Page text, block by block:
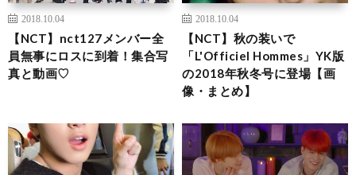
2018.10.04
【NCT】nct127メンバー全
員無事にロスに到着！集合写
真と動画♡
2018.10.04
【NCT】秋の装いで
「L'Officiel Hommes」YK版
の2018年秋冬号に登場【画
像・まとめ】